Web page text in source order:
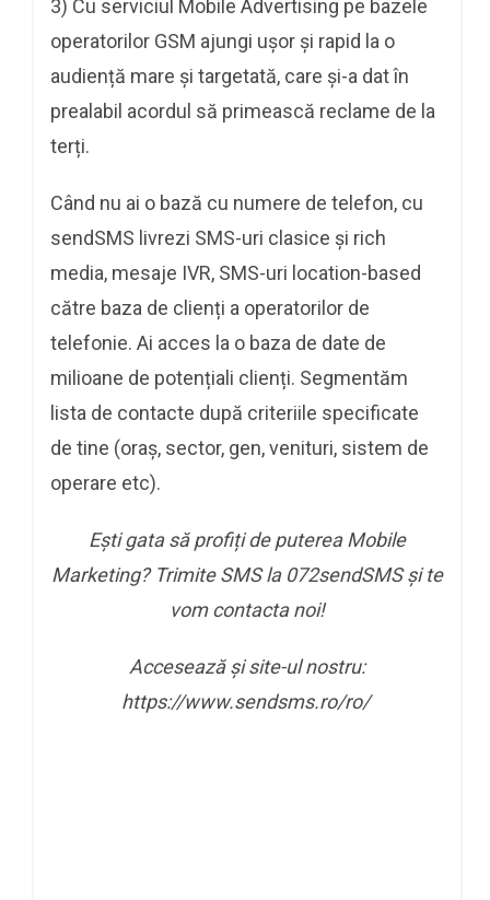
3) Cu serviciul Mobile Advertising pe bazele
operatorilor GSM ajungi ușor și rapid la o
audiență mare și targetată, care și-a dat în
prealabil acordul să primească reclame de la
terți.
Când nu ai o bază cu numere de telefon, cu
sendSMS livrezi SMS-uri clasice și rich
media, mesaje IVR, SMS-uri location-based
către baza de clienți a operatorilor de
telefonie. Ai acces la o baza de date de
milioane de potențiali clienți. Segmentăm
lista de contacte după criteriile specificate
de tine (oraș, sector, gen, venituri, sistem de
operare etc).
Ești gata să profiți de puterea Mobile
Marketing? Trimite SMS la 072sendSMS și te
vom contacta noi!
Accesează și site-ul nostru:
https://www.sendsms.ro/ro/